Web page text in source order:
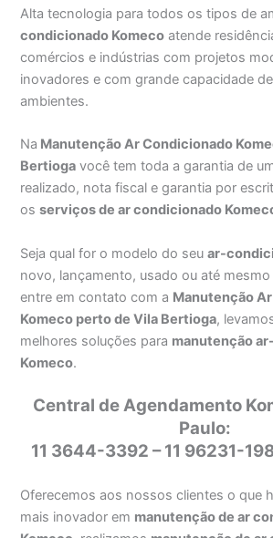
Alta tecnologia para todos os tipos de
condicionado Komeco atende
comércios e indústrias com projetos
inovadores e com grande capacidade
ambientes.
Na Manutenção Ar Condicionado
Bertioga você tem toda a garantia de
realizado, nota fiscal e garantia por
osserviços de ar condicionado
Seja qual for o modelo do seuar-
novo, lançamento, usado ou até
entre em contato com a Manutenção
Komeco perto de Vila Bertioga,
melhores soluções para manutenção
Komeco.
Central de Agendamento
Paulo:
11 3644-3392 – 11 96231-
Oferecemos aos nossos clientes o que
mais inovador em manutenção de ar